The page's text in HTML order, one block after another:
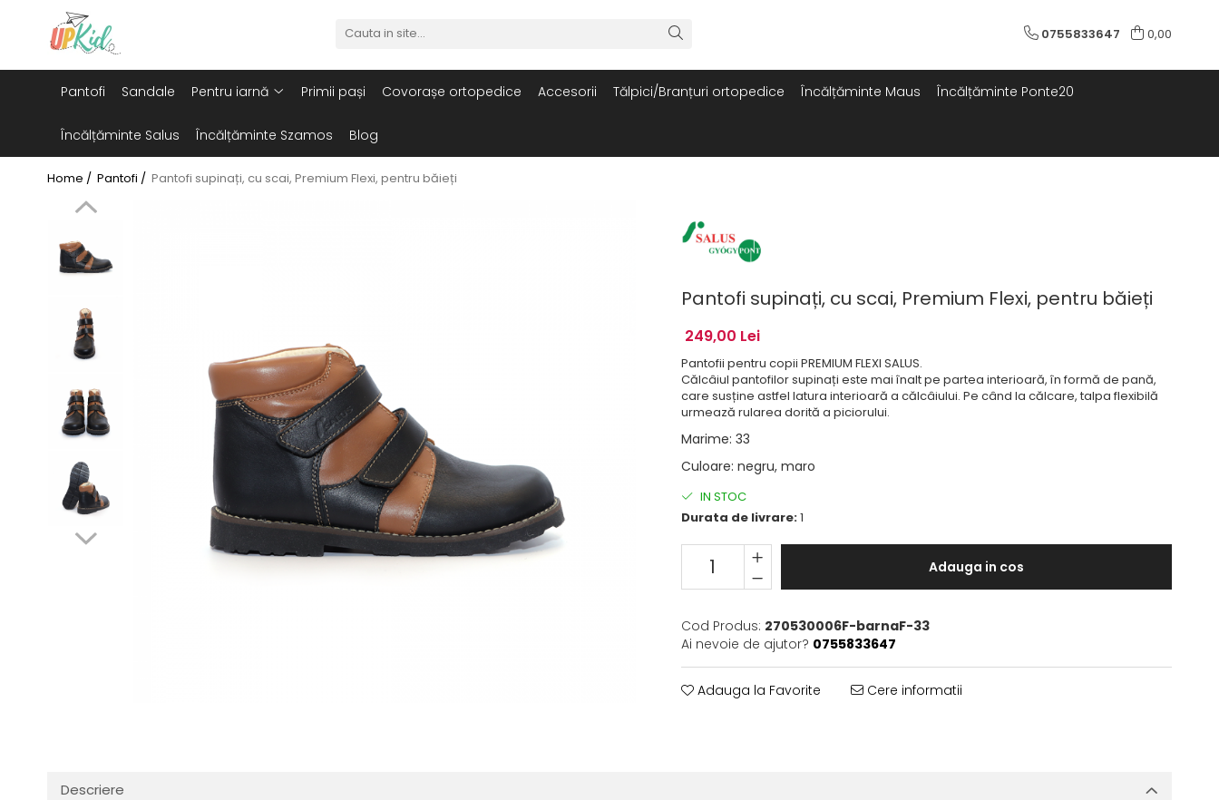
Pentru iarnă
0755833647 0,00
Pantofi Sandale Pentru iarnă Primii pași Covorașe ortopedice Accesorii Tălpici/Branțuri ortopedice Încălțăminte Maus Încălțăminte Ponte20
Încălțăminte Salus Încălțăminte Szamos Blog
Home / Pantofi / Pantofi supinați, cu scai, Premium Flexi, pentru băieți
Pantofi supinați, cu scai, Premium Flexi, pentru băieți
249,00 Lei
Pantofii pentru copii PREMIUM FLEXI SALUS.
Călcâiul pantofilor supinați este mai înalt pe partea interioară, în formă de pană,
care susține astfel latura interioară a călcâiului. Pe când la călcare, talpa flexibilă
urmează rularea dorită a piciorului.
Marime: 33
Culoare: negru, maro
IN STOC
Durata de livrare:1
Adauga in cos
Cod Produs: 270530006F-barnaF-33
Ai nevoie de ajutor? 0755833647
Adauga la Favorite Cere informatii
Descriere